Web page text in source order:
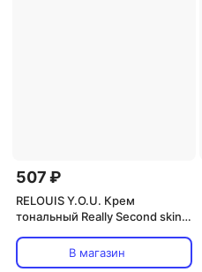
507 ₽
RELOUIS Y.O.U. Крем
тональный Really Second skin
В магазин